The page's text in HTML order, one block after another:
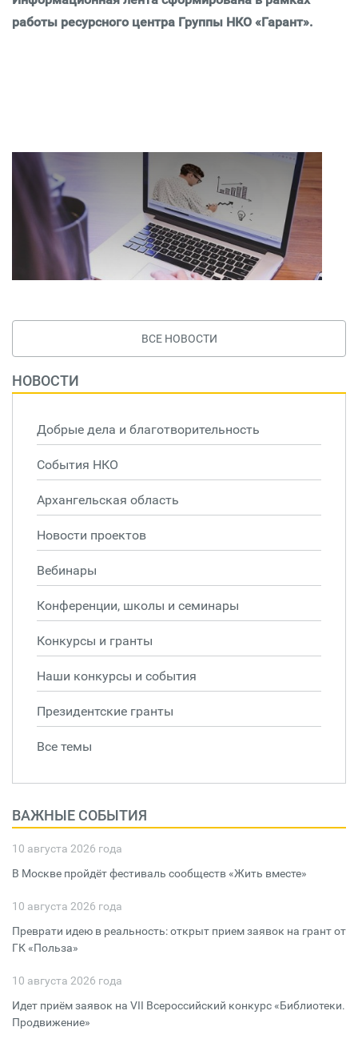
работы ресурсного центра Группы НКО «Гарант».
ВСЕ НОВОСТИ
НОВОСТИ
Добрые дела и благотворительность
События НКО
Архангельская область
Новости проектов
Вебинары
Конференции, школы и семинары
Конкурсы и гранты
Наши конкурсы и события
Президентские гранты
Все темы
ВАЖНЫЕ СОБЫТИЯ
10 августа 2026 года
В Москве пройдёт фестиваль сообществ «Жить вместе»
10 августа 2026 года
Преврати идею в реальность: открыт прием заявок на грант от
ГК «Польза»
10 августа 2026 года
Идет приём заявок на VII Всероссийский конкурс «Библиотеки.
Продвижение»